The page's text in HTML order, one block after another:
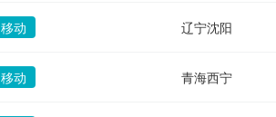
移动 辽宁沈阳
移动 青海西宁